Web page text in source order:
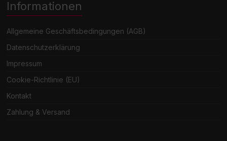
Informationen
Allgemeine Geschäftsbedingungen (AGB)
Datenschutzerklärung
Impressum
Cookie-Richtlinie (EU)
Kontakt
Zahlung & Versand